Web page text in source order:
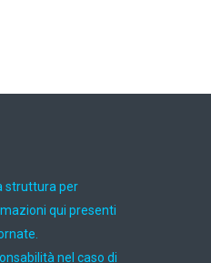
struttura per
qui presenti
nel caso di